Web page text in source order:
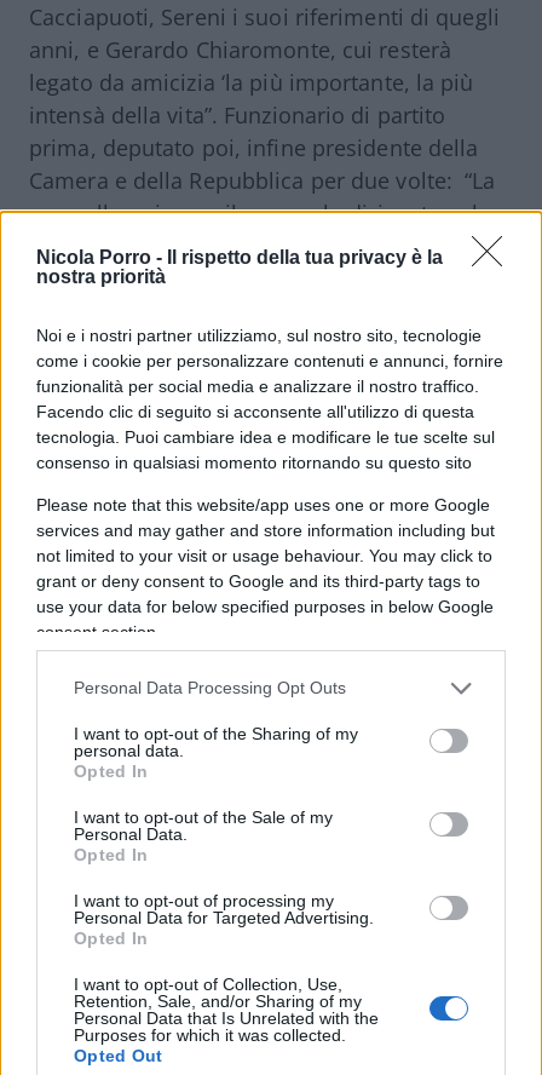
Nicola Porro -
Il rispetto della tua privacy è la
nostra priorità
Noi e i nostri partner utilizziamo, sul nostro sito, tecnologie
come i cookie per personalizzare contenuti e annunci, fornire
funzionalità per social media e analizzare il nostro traffico.
Facendo clic di seguito si acconsente all'utilizzo di questa
tecnologia. Puoi cambiare idea e modificare le tue scelte sul
consenso in qualsiasi momento ritornando su questo sito
Please note that this website/app uses one or more Google
services and may gather and store information including but
not limited to your visit or usage behaviour. You may click to
grant or deny consent to Google and its third-party tags to
use your data for below specified purposes in below Google
consent section.
Personal Data Processing Opt Outs
I want to opt-out of the Sharing of my
personal data.
Opted In
I want to opt-out of the Sale of my
Personal Data.
Opted In
I want to opt-out of processing my
Personal Data for Targeted Advertising.
Opted In
I want to opt-out of Collection, Use,
Retention, Sale, and/or Sharing of my
Personal Data that Is Unrelated with the
Purposes for which it was collected.
Opted Out
Cacciapuoti, Sereni i suoi riferimenti di quegli
anni, e Gerardo Chiaromonte, cui resterà
legato da amicizia ‘la più importante, la più
intensà della vita”. Funzionario di partito
prima, deputato poi, infine presidente della
Camera e della Repubblica per due volte: “La
sua collocazione e il suo ruolo dirigente nel
Pci, in quella storia lunga, complessa e
talvolta contraddittoria di quel partito, che è
autobiografia politica: dal Pci al socialismo
europeo – ha detto Finocchiaro – In essa
ritroviamo il senso politico dell’appartenenza
all’area riformista, la continua tensione alla
ricomposizione di legami e interlocuzione col
partito socialista e con le socialdemocrazie
europee, l’individuazione dell’Europa come
‘seconda patria’”.
Il figlio Giulio: "In un disegno
nel 1976..."
lontano 1976 lo ritrassi orgogliosamente con
la scritta ‘Mio papà è deputato al Parlamentò e
lui seduto davanti a una scrivania, così per 50
anni l’ho visto in quella posizione leggere,
quando era al Quirinale”. L’ha detto
GiulioNapolitano, figlio del presidente
emerito della Repubblica. “Non ricordo un